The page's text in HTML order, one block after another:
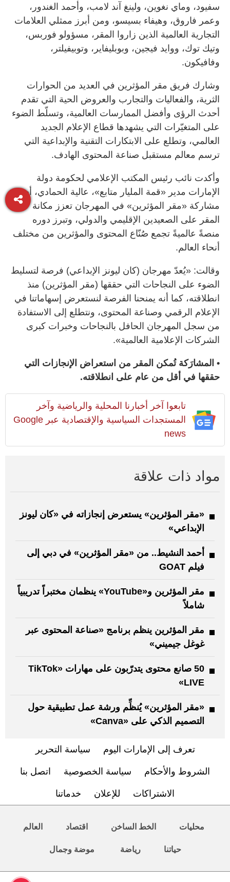
سفيود، وماي نغوين، ولينغ آند لامب، وأحمد الغندور،
وعمر فاروق، وهيفاء بسيسو، ومن أبرز ممثلي العلامات
التجارية العالمية الذين زاروا المقر، مسؤولو فوربس،
وتيك توك، ووايد فيجين، وبوبليفاير، وتوبيفيلتر،
وفافيكون.
وشارك فريق مقر المؤثرين في العديد من الحوارات
الثرية، والفعاليات والتجارب والعروض الحية التي تقدم
أحدث الرؤى وأفضل الممارسات العالمية، وتسلّط الضوء
على المتغيّرات التي يشهدها قطاع الإعلام الجديد
العالمي، وتطلع على الابتكارات التقنية والإبداعية التي
ترسم معالم مستقبل صناعة المحتوى الهادف.
وأكدت نائب رئيس المكتب الإعلامي لحكومة دولة
الإمارات مدير «قمة المليار متابع»، عالية الحمادي، أن
مشاركة «مقر المؤثرين» في المهرجان تعزز مكانة
المقر على الصعيدين الإقليمي والدولي، وتبرز دوره
منصةً عالميةً تجمع صُنّاع المحتوى والمؤثرين من مختلف
أنحاء العالم.
وقالت: «يُعدّ مهرجان (كان ليونز الإبداعي) فرصة لتسليط
الضوء على النجاحات التي حققها (مقر المؤثرين) منذ
انطلاقته، كما أنه يمنحنا الفرصة لنستعرض إسهاماتنا في
الإعلام الرقمي وصناعة المحتوى، ونتطلع إلى الاستفادة
من سجل المهرجان الحافل بالنجاحات وخبرات كبرى
الشركات الإعلامية العالمية».
• المشارَكة تُمكن المقر من استعراض الإنجازات التي
حققها في أقل من عام على انطلاقته.
تابعوا آخر أخبارنا المحلية والرياضية وآخر
المستجدات السياسية والإقتصادية عبر Google
news
مواد ذات علاقة
«مقر المؤثرين» يستعرض إنجازاته في «كان ليونز
الإبداعي»
أحمد النشيط.. من «مقر المؤثرين» في دبي إلى
فيلم GOAT
مقر المؤثرين و«YouTube» ينظمان مختبراً تدريبياً
شاملاً
مقر المؤثرين ينظم برنامج «صناعة المحتوى عبر
غوغل جيميني»
50 صانع محتوى يتدرّبون على مهارات «TikTok
LIVE»
«مقر المؤثرين» يُنظِّم ورشة عمل تطبيقية حول
التصميم الذكي على «Canva»
تعرف إلى الإمارات اليوم سياسة التحرير
الشروط والأحكام سياسة الخصوصية اتصل بنا
الاشتراكات للإعلان خدماتنا
محليات الخط الساخن اقتصاد العالم
حياتنا رياضة موضة وجمال